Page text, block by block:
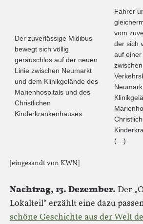
Der zuverlässige Midibus
bewegt sich völlig
geräuschlos auf der neuen
Linie zwischen Neumarkt
und dem Klinikgelände des
Marienhospitals und des
Christlichen
Kinderkrankenhauses.
Fahrer
vom
der sich
auf
(…)
[eingesandt von KWN]
Nachtrag, 13. Dezember. Der
Lokalteil“ erzählt eine dazu
schöne Geschichte aus der Welt